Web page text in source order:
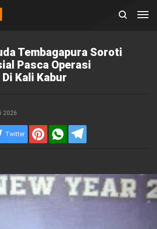
Tembagapura Soroti
Pasca Operasi
Kali Kabur
2026
Twitter